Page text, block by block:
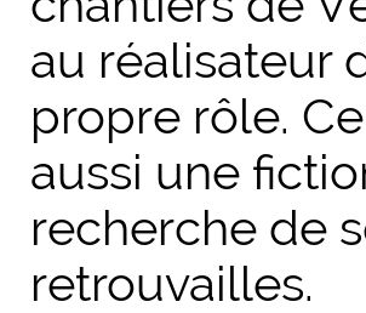
au réalisateur
propre rôle.
aussi une
recherche de
retrouvailles.